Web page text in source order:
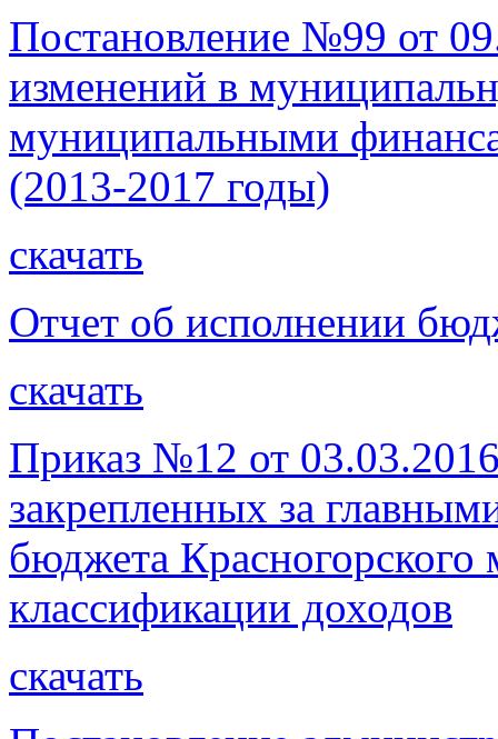
Постановление №99 от
изменений в
муниципальными
(2013-2017 годы)
скачать
Отчет об исполнении
скачать
Приказ №12 от
закрепленных за
бюджета Красногорского
классификации доходов
скачать